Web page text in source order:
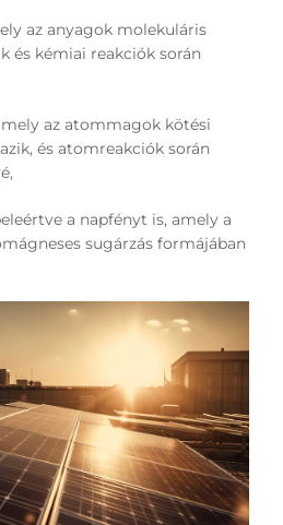
az anyagok molekuláris
és kémiai reakciók során
az atommagok kötési
és atomreakciók során
a napfényt is, amely a
sugárzás formájában